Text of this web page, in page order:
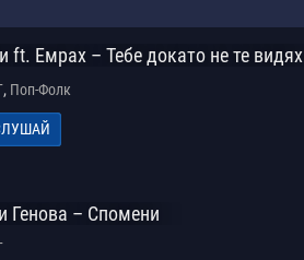
ft. Емрах – Тебе докато не те видях
, Поп-Фолк
Генова – Спомени